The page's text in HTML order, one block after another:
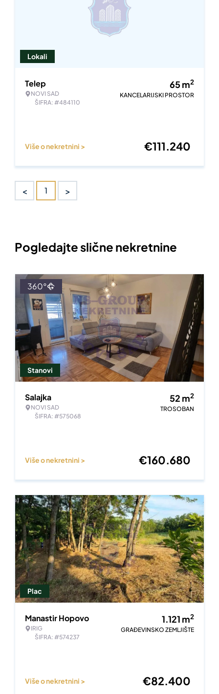
Lokali
Telep
NOVI SAD
ŠIFRA: #484110
65m2
KANCELARIJSKI PROSTOR
Više o nekretnini > €111.240
< 1 >
Pogledajte slične nekretnine
Stanovi
360°
Salajka
NOVI SAD
ŠIFRA: #575068
52 m2
TROSOBAN
Više o nekretnini > €160.680
Plac
Manastir Hopovo
IRIG
ŠIFRA: #574237
1.121 m2
GRAĐEVINSKO ZEMLJIŠTE
Više o nekretnini > €82.400